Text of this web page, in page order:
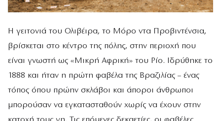
Η γειτονιά του Ολιβέιρα, το Μόρο ντα Προβιντένσια,
βρίσκεται στο κέντρο της πόλης, στην περιοχή που
είναι γνωστή ως «Μικρή Αφρική» του Ρίο. Ιδρύθηκε το
1888 και ήταν η πρώτη φαβέλα της Βραζιλίας – ένας
τόπος όπου πρώην σκλάβοι και άποροι άνθρωποι
μπορούσαν να εγκατασταθούν χωρίς να έχουν στην